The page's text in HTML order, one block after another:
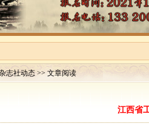
念抗日战争胜利70周年书画展7月28日起征稿
赛征稿
志社动态 >> 文章阅读
江西省